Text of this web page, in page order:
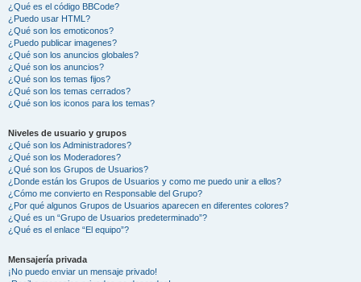
¿Qué es el código BBCode?
¿Puedo usar HTML?
¿Qué son los emoticonos?
¿Puedo publicar imagenes?
¿Qué son los anuncios globales?
¿Qué son los anuncios?
¿Qué son los temas fijos?
¿Qué son los temas cerrados?
¿Qué son los iconos para los temas?
Niveles de usuario y grupos
¿Qué son los Administradores?
¿Qué son los Moderadores?
¿Qué son los Grupos de Usuarios?
¿Donde están los Grupos de Usuarios y como me puedo unir a ellos?
¿Cómo me convierto en Responsable del Grupo?
¿Por qué algunos Grupos de Usuarios aparecen en diferentes colores?
¿Qué es un “Grupo de Usuarios predeterminado”?
¿Qué es el enlace “El equipo”?
Mensajería privada
¡No puedo enviar un mensaje privado!